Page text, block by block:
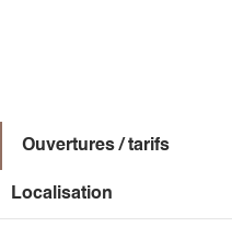
Ouvertures / tarifs
Localisation